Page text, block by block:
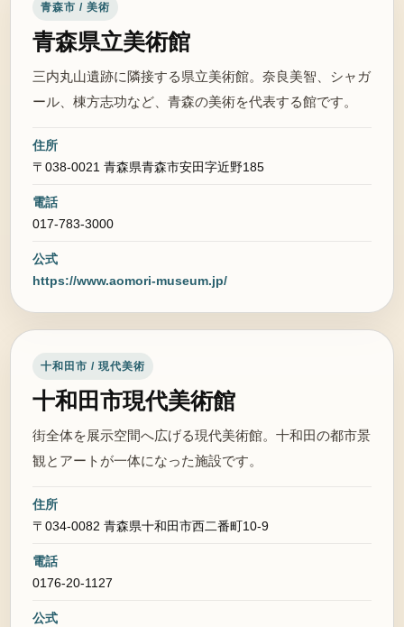
青森市 / 美術
青森県立美術館
三内丸山遺跡に隣接する県立美術館。奈良美智、シャガ
ール、棟方志功など、青森の美術を代表する館です。
住所
〒038-0021 青森県青森市安田字近野185
電話
017-783-3000
公式
https://www.aomori-museum.jp/
十和田市 / 現代美術
十和田市現代美術館
街全体を展示空間へ広げる現代美術館。十和田の都市景
観とアートが一体になった施設です。
住所
〒034-0082 青森県十和田市西二番町10-9
電話
0176-20-1127
公式